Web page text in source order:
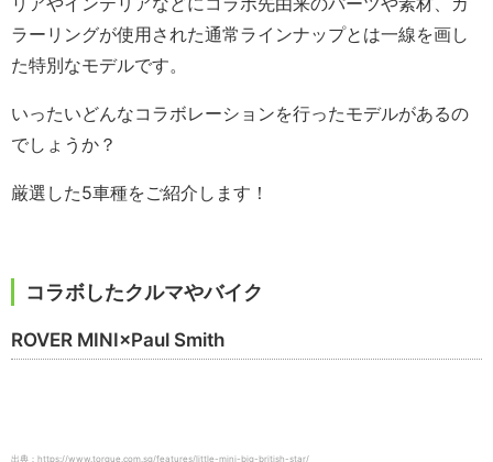
ラーリングが使用された通常ラインナップとは一線を画し
た特別なモデルです。
いったいどんなコラボレーションを行ったモデルがあるの
でしょうか？
厳選した5車種をご紹介します！
コラボしたクルマやバイク
ROVER MINI×Paul Smith
出典：https://www.torque.com.sg/features/little-mini-big-british-star/